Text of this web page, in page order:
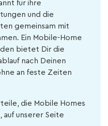
für ihre
und die
gemeinsam mit
Ein Mobile-Home
bietet Dir die
nach Deinen
an feste Zeiten
die Mobile Homes
auf unserer Seite